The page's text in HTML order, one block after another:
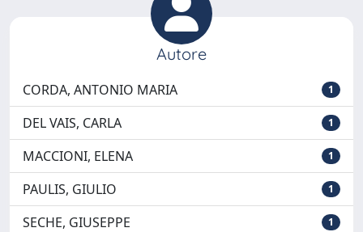
Autore
CORDA, ANTONIO MARIA 1
DEL VAIS, CARLA 1
MACCIONI, ELENA 1
PAULIS, GIULIO 1
SECHE, GIUSEPPE 1